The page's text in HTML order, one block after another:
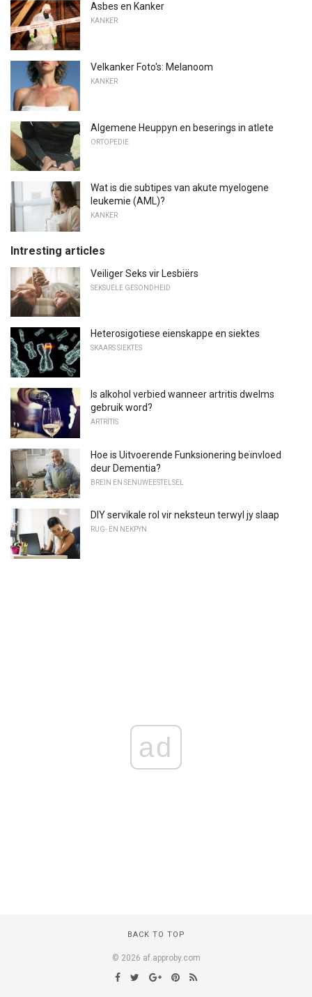
Asbes en Kanker
KANKER
Velkanker Foto's: Melanoom
KANKER
Algemene Heuppyn en beserings in atlete
ORTOPEDIE
Wat is die subtipes van akute myelogene
leukemie (AML)?
KANKER
Intresting articles
Veiliger Seks vir Lesbiërs
SEKSUELE GESONDHEID
Heterosigotiese eienskappe en siektes
SKAARS SIEKTES
Is alkohol verbied wanneer artritis dwelms
gebruik word?
ARTRITIS
Hoe is Uitvoerende Funksionering beïnvloed
deur Dementia?
BREIN EN SENUWEESTELSEL
DIY servikale rol vir neksteun terwyl jy slaap
RUG- EN NEKPYN
ad
BACK TO TOP
© 2026 af.approby.com